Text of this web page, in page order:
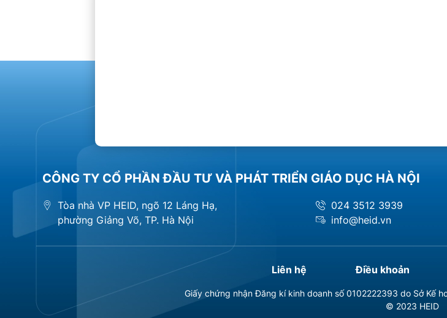
CÔNG TY CỔ PHẦN ĐẦU TƯ VÀ PHÁT TRIỂN GIÁO DỤC HÀ NỘI
Tòa nhà VP HEID, ngõ 12 Láng Hạ,
phường Giảng Võ, TP. Hà Nội
024 3512 3939
info@heid.vn
Liên hệ Điều khoản
Giấy chứng nhận Đăng kí kinh doanh số 0102222393 do Sở Kế
© 2023 HEID